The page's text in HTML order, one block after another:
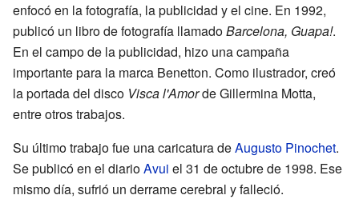
enfocó en la fotografía, la publicidad y el cine. En 1992,
publicó un libro de fotografía llamadoBarcelona, Guapa!.
En el campo de la publicidad, hizo una campaña
importante para la marca Benetton. Como ilustrador, creó
la portada del disco Visca l'Amorde Gillermina Motta,
entre otros trabajos.
Su último trabajo fue una caricatura deAugusto Pinochet.
Se publicó en el diarioAvui el 31 de octubre de 1998. Ese
mismo día, sufrió un derrame cerebral y falleció.